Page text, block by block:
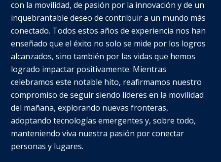
con la movilidad, de pasión por la innovación y de un
inquebrantable deseo de contribuir a un mundo más
conectado. Todos estos años de experiencia nos han
enseñado que el éxito no solo se mide por los logros
alcanzados, sino también por las vidas que hemos
logrado impactar positivamente. Mientras
celebramos este notable hito, reafirmamos nuestro
compromiso de seguir siendo líderes en la movilidad
del mañana, explorando nuevas fronteras,
adoptando tecnologías emergentes y, sobre todo,
manteniendo viva nuestra pasión por conectar
personas y lugares.